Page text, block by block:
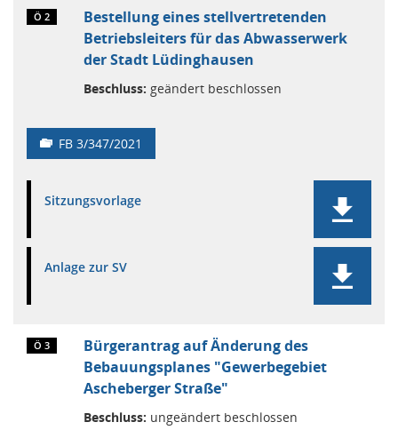
Ö 2
Bestellung eines stellvertretenden
Betriebsleiters für das Abwasserwerk
der Stadt Lüdinghausen
Beschluss: geändert beschlossen
FB 3/347/2021
Sitzungsvorlage
Anlage zur SV
Ö 3
Bürgerantrag auf Änderung des
Bebauungsplanes "Gewerbegebiet
Ascheberger Straße"
Beschluss: ungeändert beschlossen